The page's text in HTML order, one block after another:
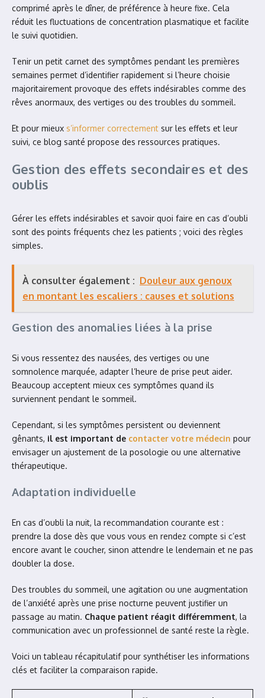
comprimé après le dîner, de préférence à heure fixe. Cela
réduit les fluctuations de concentration plasmatique et facilite
le suivi quotidien.
Tenir un petit carnet des symptômes pendant les premières
semaines permet d’identifier rapidement si l’heure choisie
majoritairement provoque des effets indésirables comme des
rêves anormaux, des vertiges ou des troubles du sommeil.
Et pour mieux s’informer correctement sur les effets et leur
suivi, ce blog santé propose des ressources pratiques.
Gestion des effets secondaires et des
oublis
Gérer les effets indésirables et savoir quoi faire en cas d’oubli
sont des points fréquents chez les patients ; voici des règles
simples.
À consulter également : Douleur aux genoux
en montant les escaliers : causes et solutions
Gestion des anomalies liées à la prise
Si vous ressentez des nausées, des vertiges ou une
somnolence marquée, adapter l’heure de prise peut aider.
Beaucoup acceptent mieux ces symptômes quand ils
surviennent pendant le sommeil.
Cependant, si les symptômes persistent ou deviennent
gênants, il est important de contacter votre médecin pour
envisager un ajustement de la posologie ou une alternative
thérapeutique.
Adaptation individuelle
En cas d’oubli la nuit, la recommandation courante est :
prendre la dose dès que vous vous en rendez compte si c’est
encore avant le coucher, sinon attendre le lendemain et ne pas
doubler la dose.
Des troubles du sommeil, une agitation ou une augmentation
de l’anxiété après une prise nocturne peuvent justifier un
passage au matin. Chaque patient réagit différemment, la
communication avec un professionnel de santé reste la règle.
Voici un tableau récapitulatif pour synthétiser les informations
clés et faciliter la comparaison rapide.